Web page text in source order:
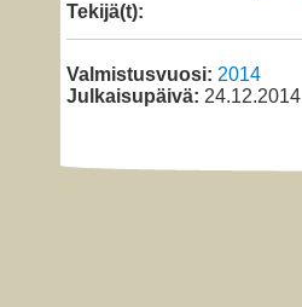
Tekijä(t):
Valmistusvuosi: 2014
Julkaisupäivä: 24.12.2014